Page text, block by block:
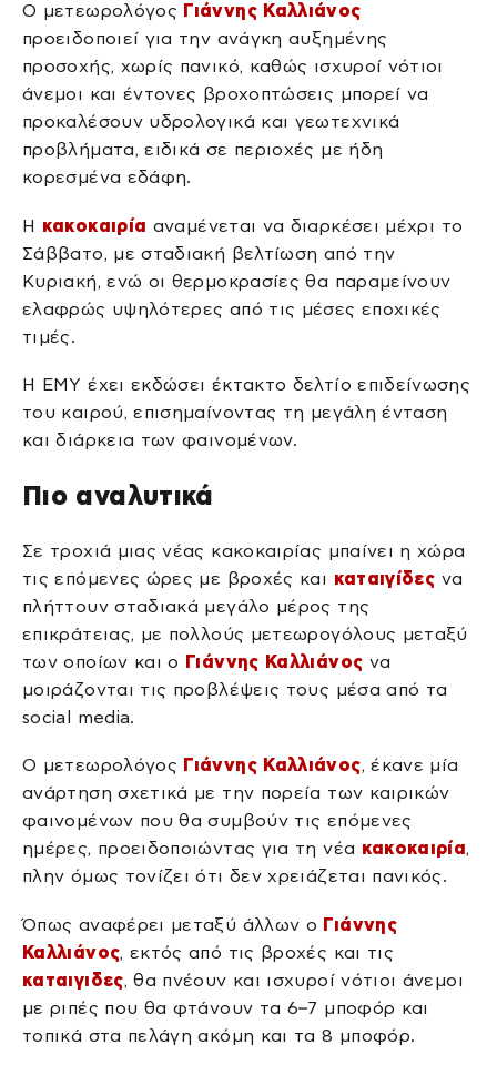
Ο μετεωρολόγος Γιάννης Καλλιάνος
προειδοποιεί για την ανάγκη αυξημένης
προσοχής, χωρίς πανικό, καθώς ισχυροί νότιοι
άνεμοι και έντονες βροχοπτώσεις μπορεί να
προκαλέσουν υδρολογικά και γεωτεχνικά
προβλήματα, ειδικά σε περιοχές με ήδη
κορεσμένα εδάφη.
Η κακοκαιρία αναμένεται να διαρκέσει μέχρι το
Σάββατο, με σταδιακή βελτίωση από την
Κυριακή, ενώ οι θερμοκρασίες θα παραμείνουν
ελαφρώς υψηλότερες από τις μέσες εποχικές
τιμές.
Η ΕΜΥ έχει εκδώσει έκτακτο δελτίο επιδείνωσης
του καιρού, επισημαίνοντας τη μεγάλη ένταση
και διάρκεια των φαινομένων.
Πιο αναλυτικά
Σε τροχιά μιας νέας κακοκαιρίας μπαίνει η χώρα
τις επόμενες ώρες με βροχές και καταιγίδες να
πλήττουν σταδιακά μεγάλο μέρος της
επικράτειας, με πολλούς μετεωρογόλους μεταξύ
των οποίων και ο Γιάννης Καλλιάνος να
μοιράζονται τις προβλέψεις τους μέσα από τα
social media.
Ο μετεωρολόγος Γιάννης Καλλιάνος, έκανε μία
ανάρτηση σχετικά με την πορεία των καιρικών
φαινομένων που θα συμβούν τις επόμενες
ημέρες, προειδοποιώντας για τη νέα κακοκαιρία,
πλην όμως τονίζει ότι δεν χρειάζεται πανικός.
Όπως αναφέρει μεταξύ άλλων ο Γιάννης
Καλλιάνος, εκτός από τις βροχές και τις
καταιγιδες, θα πνέουν και ισχυροί νότιοι άνεμοι
με ριπές που θα φτάνουν τα 6–7 μποφόρ και
τοπικά στα πελάγη ακόμη και τα 8 μποφόρ.